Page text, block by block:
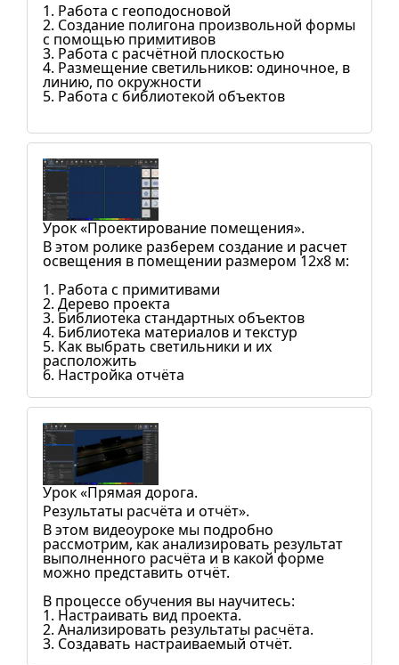
1. Работа с геоподосновой
2. Создание полигона произвольной формы
с помощью примитивов
3. Работа с расчётной плоскостью
4. Размещение светильников: одиночное, в
линию, по окружности
5. Работа с библиотекой объектов
Урок «Проектирование помещения».
В этом ролике разберем создание и расчет
освещения в помещении размером 12х8 м:
1. Работа с примитивами
2. Дерево проекта
3. Библиотека стандартных объектов
4. Библиотека материалов и текстур
5. Как выбрать светильники и их
расположить
6. Настройка отчёта
Урок «Прямая дорога.
Результаты расчёта и отчёт».
В этом видеоуроке мы подробно
рассмотрим, как анализировать результат
выполненного расчёта и в какой форме
можно представить отчёт.
В процессе обучения вы научитесь:
1. Настраивать вид проекта.
2. Анализировать результаты расчёта.
3. Создавать настраиваемый отчёт.